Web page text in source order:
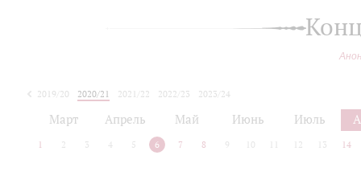
2019/20 2020/21 2021/22 2022/23
2023/24
Март Апрель Май Июнь Июль
1 2 3 4 5 6 7 8 9 10 12 13 14